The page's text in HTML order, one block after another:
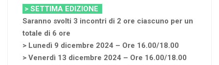
> SETTIMA EDIZIONE
Saranno svolti 3 incontri di 2 ore ciascuno per un
totale di 6 ore
> Lunedì 9 dicembre 2024 – Ore 16.00/18.00
> Venerdì 13 dicembre 2024 – Ore 16.00/18.00